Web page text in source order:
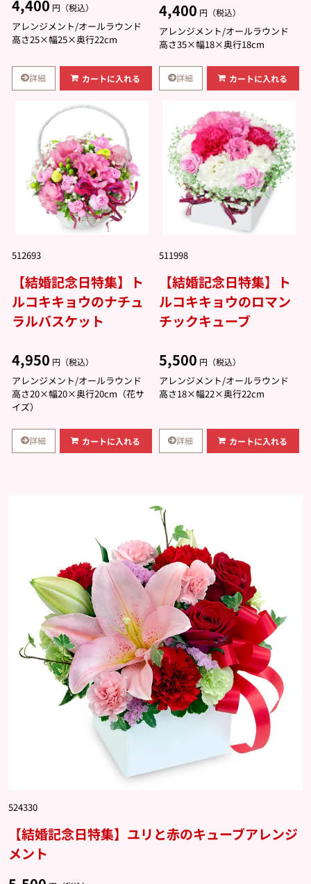
4,400 円（税込）
アレンジメント/オールラウンド
高さ25×幅25×奥行22cm
詳細 カートに入れる
4,400 円（税込）
アレンジメント/オールラウンド
高さ35×幅18×奥行18cm
詳細 カートに入れる
512693
【結婚記念日特集】ト
ルコキキョウのナチュ
ラルバスケット
4,950 円（税込）
アレンジメント/オールラウンド
高さ20×幅20×奥行20cm（花サ
イズ）
詳細 カートに入れる
511998
【結婚記念日特集】ト
ルコキキョウのロマン
チックキューブ
5,500 円（税込）
アレンジメント/オールラウンド
高さ18×幅22×奥行22cm
詳細 カートに入れる
524330
【結婚記念日特集】ユリと赤のキューブアレンジ
メント